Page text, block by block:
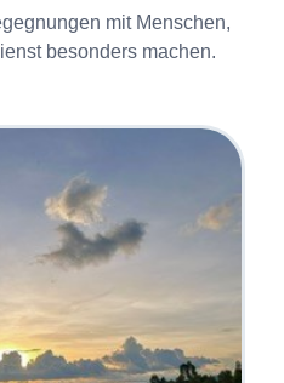
mit Menschen,
besonders machen.